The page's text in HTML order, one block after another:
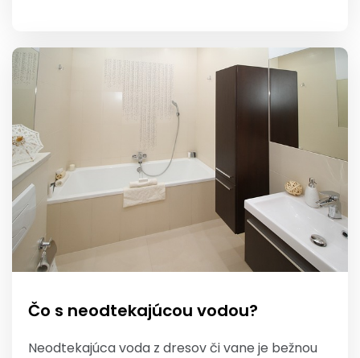
Čo s neodtekajúcou vodou?
Neodtekajúca voda z dresov či vane je bežnou